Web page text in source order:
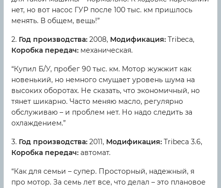
нет, но вот насос ГУР после 100 тыс. км пришлось
менять. В общем, вещь!”
2. Год производства: 2008, Модификация: Tribeca,
Коробка передач: механическая.
“Купил Б/У, пробег 90 тыс. км. Мотор жужжит как
новенький, но немного смущает уровень шума на
высоких оборотах. Не сказать, что экономичный, но
тянет шикарно. Часто меняю масло, регулярно
обслуживаю – и проблем нет. Но надо следить за
охлаждением.”
3. Год производства: 2011, Модификация: Tribeca 3.6,
Коробка передач: автомат.
“Как для семьи – супер. Просторный, надежный, я
про мотор. За семь лет все, что делал – это плановое